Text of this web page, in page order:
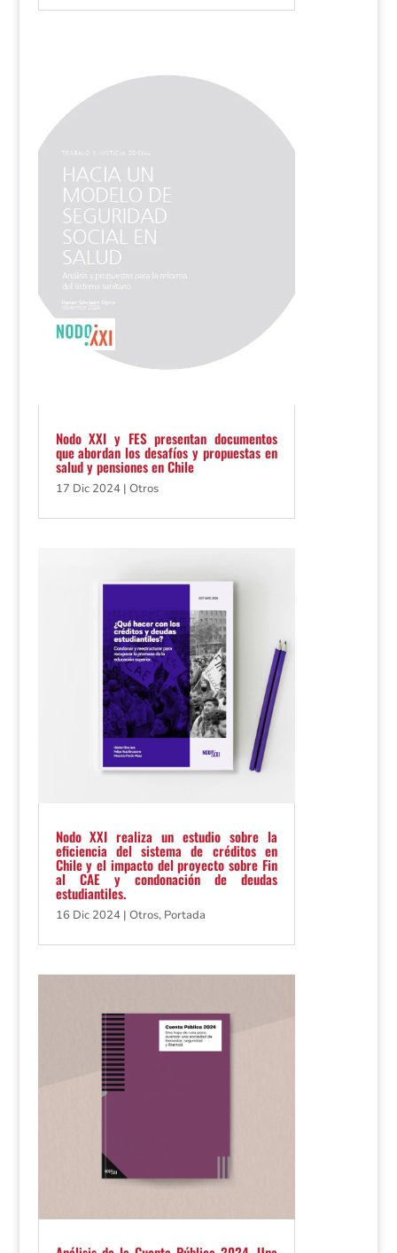
Nodo XXI y FES presentan documentos
que abordan los desafíos y propuestas en
salud y pensiones en Chile
17 Dic 2024| Otros
Nodo XXI realiza un estudio sobre la
eficiencia del sistema de créditos en
Chile y el impacto del proyecto sobre Fin
al CAE y condonación de deudas
estudiantiles.
16 Dic 2024| Otros, Portada